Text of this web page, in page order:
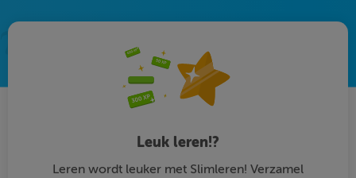
Leuk leren!?
Leren wordt leuker met Slimleren! Verzamel